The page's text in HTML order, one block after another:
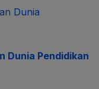
Dunia Pendidikan